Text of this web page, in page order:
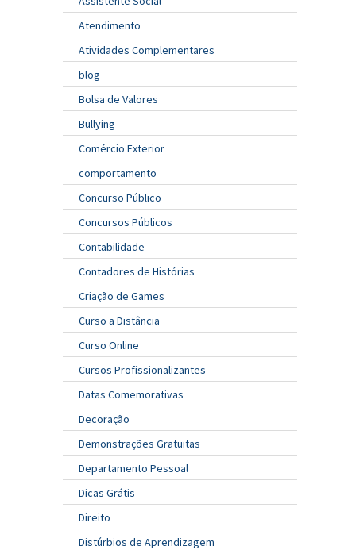
Atendimento
Atividades Complementares
blog
Bolsa de Valores
Bullying
Comércio Exterior
comportamento
Concurso Público
Concursos Públicos
Contabilidade
Contadores de Histórias
Criação de Games
Curso a Distância
Curso Online
Cursos Profissionalizantes
Datas Comemorativas
Decoração
Demonstrações Gratuitas
Departamento Pessoal
Dicas Grátis
Direito
Distúrbios de Aprendizagem